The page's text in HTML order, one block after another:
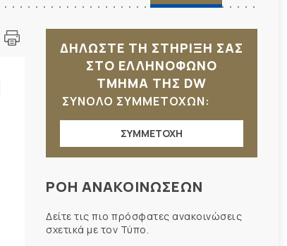
ΔΗΛΩΣΤΕ ΤΗ ΣΤΗΡΙΞΗ ΣΑΣ
ΣΤΟ ΕΛΛΗΝΟΦΩΝΟ
ΤΜΗΜΑ ΤΗΣ DW
ΣΥΝΟΛΟ ΣΥΜΜΕΤΟΧΩΝ:
ΣΥΜΜΕΤΟΧΗ
ΡΟΗ ΑΝΑΚΟΙΝΩΣΕΩΝ
Δείτε τις πιο πρόσφατες ανακοινώσεις
σχετικά με τον Τύπο.